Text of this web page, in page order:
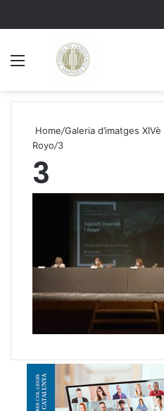
Home/Galeria d’imatges
Royo/3
3